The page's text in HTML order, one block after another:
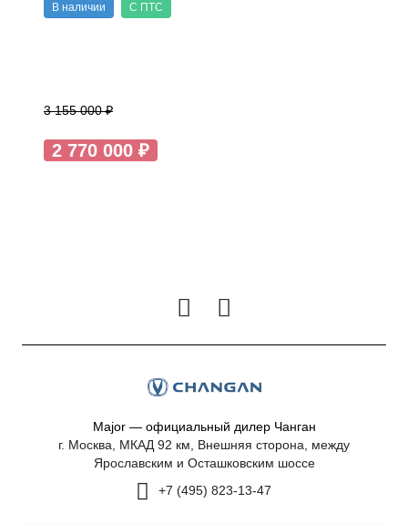
В наличии С ПТС
3 155 000 ₽
2 770 000 ₽
Major — официальный дилер Чанган
г. Москва, МКАД 92 км, Внешняя сторона, между
Ярославским и Осташковским шоссе
+7 (495) 823-13-47